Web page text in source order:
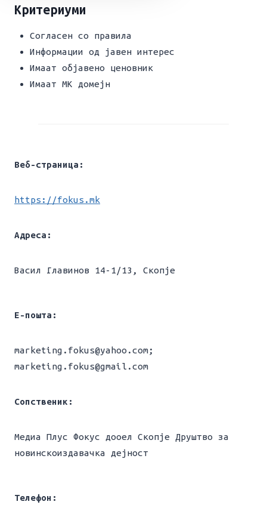
Критериуми
Согласен со правила
Информации од јавен интерес
Имаат објавено ценовник
Имаат МК домејн
Веб-страница:
https://fokus.mk
Адреса:
Васил Главинов 14-1/13, Скопје
Е-пошта:
marketing.fokus@yahoo.com;
marketing.fokus@gmail.com
Сопственик:
Медиа Плус Фокус дооел Скопје Друштво за
новинскоиздавачка дејност
Телефон: